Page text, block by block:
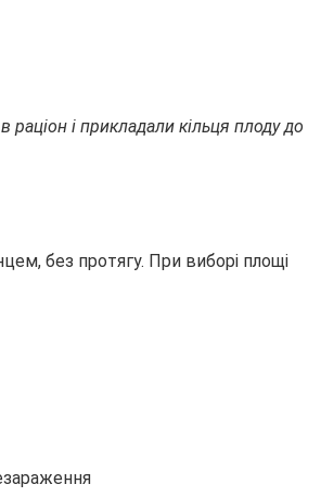
раціон і прикладали кільця плоду до
без протягу. При виборі площі